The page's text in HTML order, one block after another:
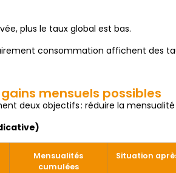
plus le taux global est bas.
consommation affichent des
mensuels possibles
deux objectifs : réduire la
Mensualités
cumulées
Situation